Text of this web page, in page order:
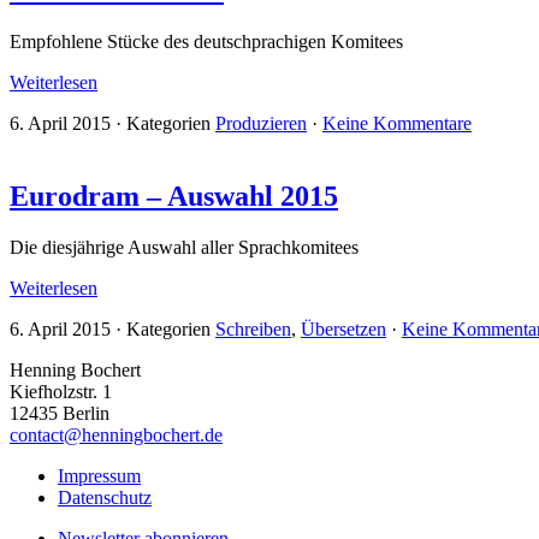
Empfohlene Stücke des deutschprachigen Komitees
Weiterlesen
6. April 2015 · Kategorien Produzieren · Keine Kommentare
Eurodram – Auswahl 2015
Die diesjährige Auswahl aller Sprachkomitees
Weiterlesen
6. April 2015 · Kategorien Schreiben, Übersetzen · Keine
Henning Bochert
Kiefholzstr. 1
12435 Berlin
contact@henningbochert.de
Impressum
Datenschutz